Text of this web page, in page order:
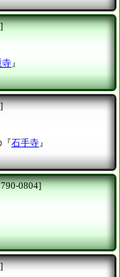
寺』
『石手寺』
0804]